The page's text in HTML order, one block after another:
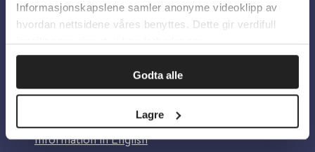
Informasjonskapslene samler anonyme videoklipp av
hvordan nettsidene våres benyttes. Dette gir verdifull
innsikt som gjør at vi kan forbedre oss.
Godta alle
Lagre
Om oss
Personvern og informasjonskapsler
Tilgjengelighetserklæring
Information in English